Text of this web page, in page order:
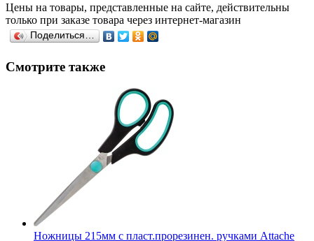
Цены на товары, представленные на сайте, действительны
только при заказе товара через интернет-магазин
Поделиться…
Смотрите также
Ножницы 215мм с пласт.прорезинен. ручками Attache